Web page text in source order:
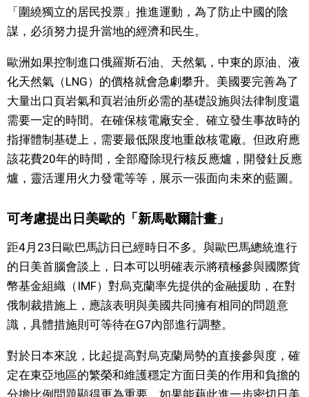
「圍繞獨立的居民投票」推進運動，為了防止中國的陰
謀，必須努力提升當地的經濟和民生。
歐洲如果控制進口俄羅斯石油、天然氣，中東的原油、液
化天然氣（LNG）的價格就會急劇攀升。美國要完善為了
大量出口頁岩氣和頁岩油所必需的基礎設施與法律制度還
需要一定的時間。在確保核電廠安全、確立發生事故時的
指揮體制基礎上，需要最低限度地重啟核電廠。但政府應
該花費20年的時間，全部廢除現行核反應爐，開發釷反應
爐，靈活運用火力發電等等，展示一張面向未來的藍圖。
可考慮提出日美歐的「新馬歇爾計畫」
距4月23日歐巴馬訪日已經時日不多。與歐巴馬總統進行
的日美首腦會談上，日本可以明確表示將積極參與國際貨
幣基金組織（IMF）對烏克蘭率先提供的金融援助，在對
俄制裁措施上，應該表明與美國共同擁有相同的問題意
識，具體措施則可等待在G7內部進行調整。
對於日本來說，比起提高對烏克蘭局勢的直接參與度，確
定在東亞地區的繁榮和維護穩定方面日美的作用和負擔的